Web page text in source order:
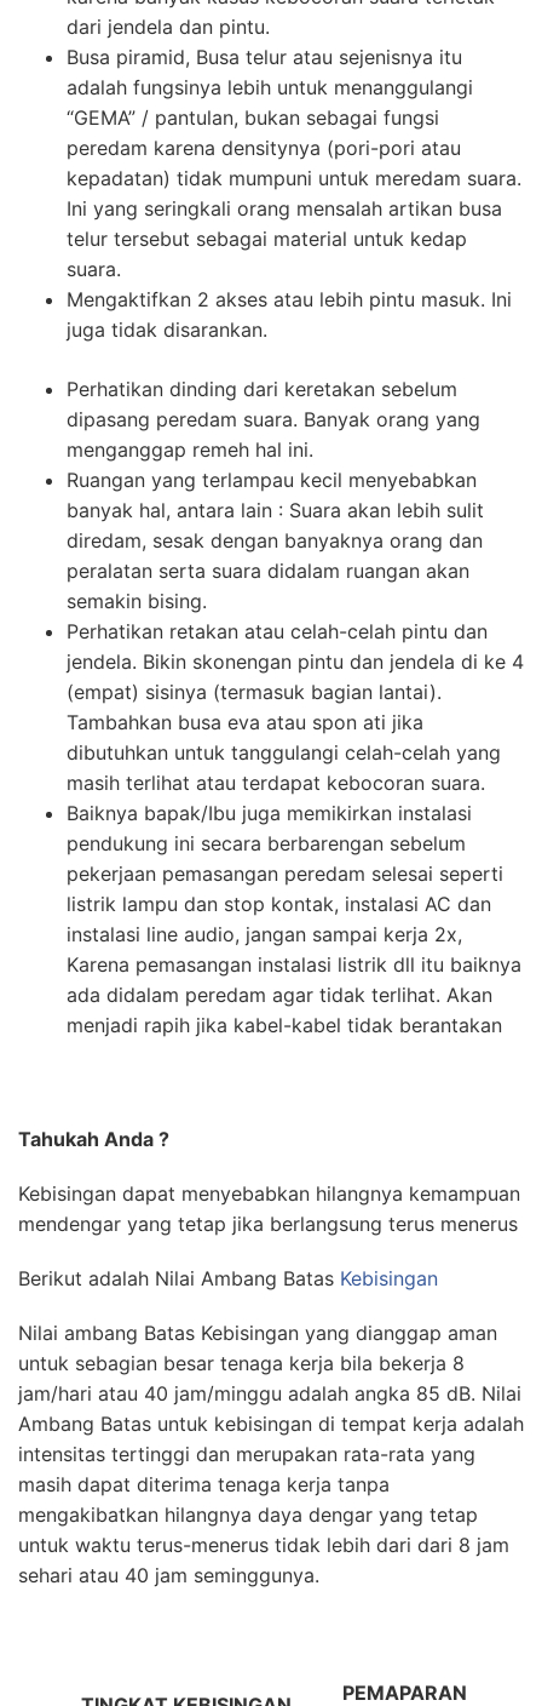
dari jendela dan pintu.
Busa piramid, Busa telur atau sejenisnya itu
adalah fungsinya lebih untuk menanggulangi
“GEMA” / pantulan, bukan sebagai fungsi
peredam karena densitynya (pori-pori atau
kepadatan) tidak mumpuni untuk meredam suara.
Ini yang seringkali orang mensalah artikan busa
telur tersebut sebagai material untuk kedap
suara.
Mengaktifkan 2 akses atau lebih pintu masuk. Ini
juga tidak disarankan.
Perhatikan dinding dari keretakan sebelum
dipasang peredam suara. Banyak orang yang
menganggap remeh hal ini.
Ruangan yang terlampau kecil menyebabkan
banyak hal, antara lain : Suara akan lebih sulit
diredam, sesak dengan banyaknya orang dan
peralatan serta suara didalam ruangan akan
semakin bising.
Perhatikan retakan atau celah-celah pintu dan
jendela. Bikin skonengan pintu dan jendela di ke 4
(empat) sisinya (termasuk bagian lantai).
Tambahkan busa eva atau spon ati jika
dibutuhkan untuk tanggulangi celah-celah yang
masih terlihat atau terdapat kebocoran suara.
Baiknya bapak/Ibu juga memikirkan instalasi
pendukung ini secara berbarengan sebelum
pekerjaan pemasangan peredam selesai seperti
listrik lampu dan stop kontak, instalasi AC dan
instalasi line audio, jangan sampai kerja 2x,
Karena pemasangan instalasi listrik dll itu baiknya
ada didalam peredam agar tidak terlihat. Akan
menjadi rapih jika kabel-kabel tidak berantakan
Tahukah Anda ?
Kebisingan dapat menyebabkan hilangnya kemampuan
mendengar yang tetap jika berlangsung terus menerus
Berikut adalah Nilai Ambang Batas Kebisingan
Nilai ambang Batas Kebisingan yang dianggap aman
untuk sebagian besar tenaga kerja bila bekerja 8
jam/hari atau 40 jam/minggu adalah angka 85 dB. Nilai
Ambang Batas untuk kebisingan di tempat kerja adalah
intensitas tertinggi dan merupakan rata-rata yang
masih dapat diterima tenaga kerja tanpa
mengakibatkan hilangnya daya dengar yang tetap
untuk waktu terus-menerus tidak lebih dari dari 8 jam
sehari atau 40 jam seminggunya.
PEMAPARAN